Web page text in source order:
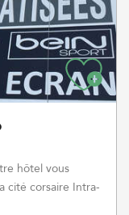
hôtel vous
cité corsaire Intra-